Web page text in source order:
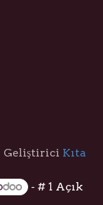
Geliştirici Kıta
- # 1 Açık